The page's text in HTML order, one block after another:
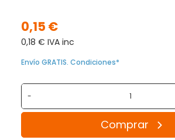
0,15 €
0,18 € IVA inc
Envío GRATIS. Condiciones*
-
Comprar